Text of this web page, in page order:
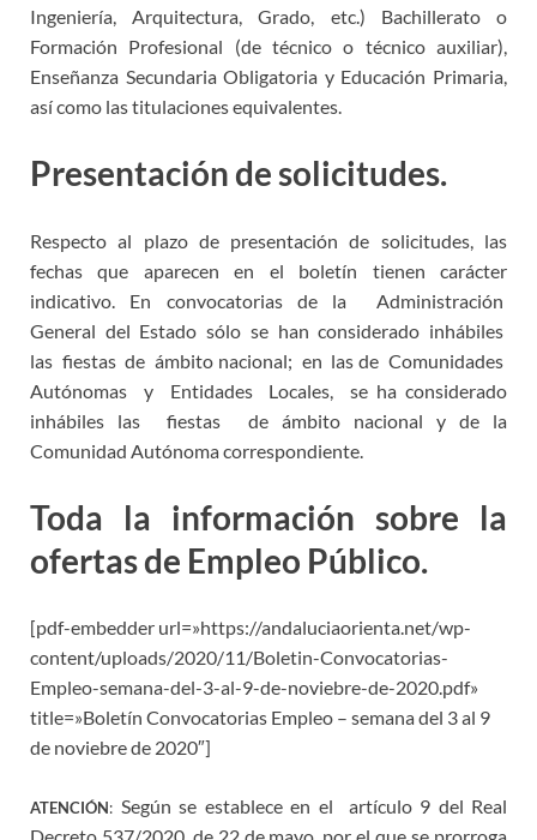
Ingeniería, Arquitectura, Grado, etc.) Bachillerato o
Formación Profesional (de técnico o técnico auxiliar),
Enseñanza Secundaria Obligatoria y Educación Primaria,
así como las titulaciones equivalentes.
Presentación de solicitudes.
Respecto al plazo de presentación de solicitudes, las
fechas que aparecen en el boletín tienen carácter
indicativo. En convocatorias de la Administración
General del Estado sólo se han considerado inhábiles
las fiestas de ámbito nacional; en las de Comunidades
Autónomas y Entidades Locales, se ha considerado
inhábiles las fiestas de ámbito nacional y de la
Comunidad Autónoma correspondiente.
Toda la información sobre la
ofertas de Empleo Público.
[pdf-embedder url=»https://andaluciaorienta.net/wp-
content/uploads/2020/11/Boletin-Convocatorias-
Empleo-semana-del-3-al-9-de-noviebre-de-2020.pdf»
title=»Boletín Convocatorias Empleo – semana del 3 al 9
de noviebre de 2020″]
ATENCIÓN: Según se establece en el artículo 9 del Real